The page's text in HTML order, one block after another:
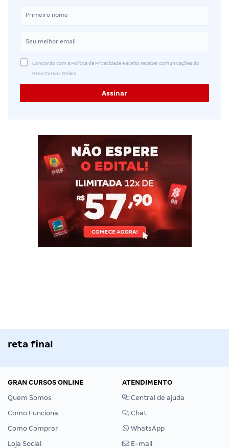
Concordo com a Política de Privacidade e aceito receber comunicações do
Gran Cursos Online.
reta final
GRAN CURSOS ONLINE
Quem Somos
Como Funciona
Como Comprar
Loja Social
ATENDIMENTO
Central de ajuda
Chat
WhatsApp
E-mail